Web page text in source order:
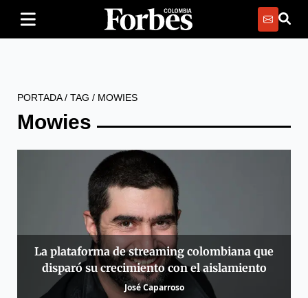
PORTADA/ TAG / MOWIES
Mowies
La plataforma de streaming colombiana que
disparó su crecimiento con el aislamiento
José Caparroso